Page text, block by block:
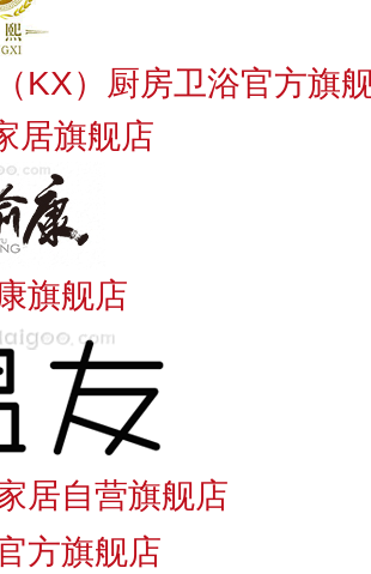
KX）厨房卫浴官方旗
居旗舰店
旗舰店
居自营旗舰店
方旗舰店